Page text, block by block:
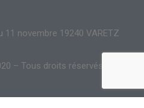
11 novembre 19240 VARETZ
– Tous droits réservés